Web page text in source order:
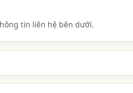
tin liên hệ bên dưới.